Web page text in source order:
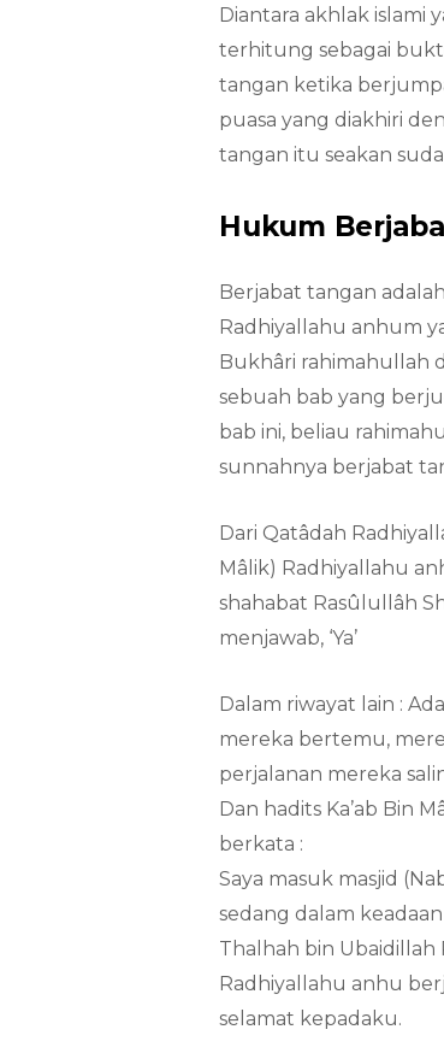
Diantara akhlak islami
terhitung sebagai
tangan ketika
puasa yang diakhiri
tangan itu seakan
Hukum
Berjabat tangan
Radhiyallahu anhum
Bukhâri rahimahullah
sebuah bab yang
bab ini, beliau
sunnahnya berjabat
Dari Qatâdah
Mâlik) Radhiyallahu
shahabat Rasûlullâh
menjawab, ‘Ya’
Dalam riwayat lain :
mereka bertemu,
perjalanan mereka
Dan hadits Ka’ab Bin
berkata :
Saya masuk masjid
sedang dalam
Thalhah bin
Radhiyallahu anhu
selamat kepadaku.